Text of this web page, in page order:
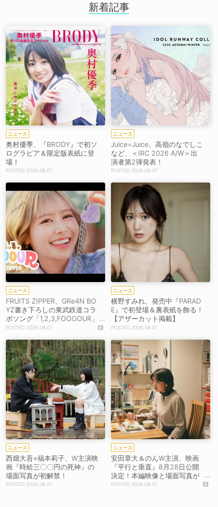
新着記事
ニュース
奥村優季、『BRODY』で初ソ
ログラビア＆限定版表紙に登
場！
2026.08.07
ニュース
Juice=Juice、高嶺のなでしこ
など、＜IRC 2026 A/W＞出
演者第2弾発表！
2026.08.07
ニュース
FRUITS ZIPPER、GRe4N BO
YZ書き下ろしの東武鉄道コラ
ボソング「1,2,3,FOOOOUR」
をリリース＆MV公開！
2026.08.07
ニュース
横野すみれ、発売中『PARAD
E』で初登場＆裏表紙を飾る！
【アザーカット掲載】
2026.08.07
ニュース
西畑大吾×福本莉子、W主演映
画『時給三〇〇円の死神』の
場面写真が初解禁！
2026.08.07
ニュース
安田章大＆のんW主演、映画
『平行と垂直』8月28日公開
決定！本編映像と場面写真が
初解禁！2026.08.07